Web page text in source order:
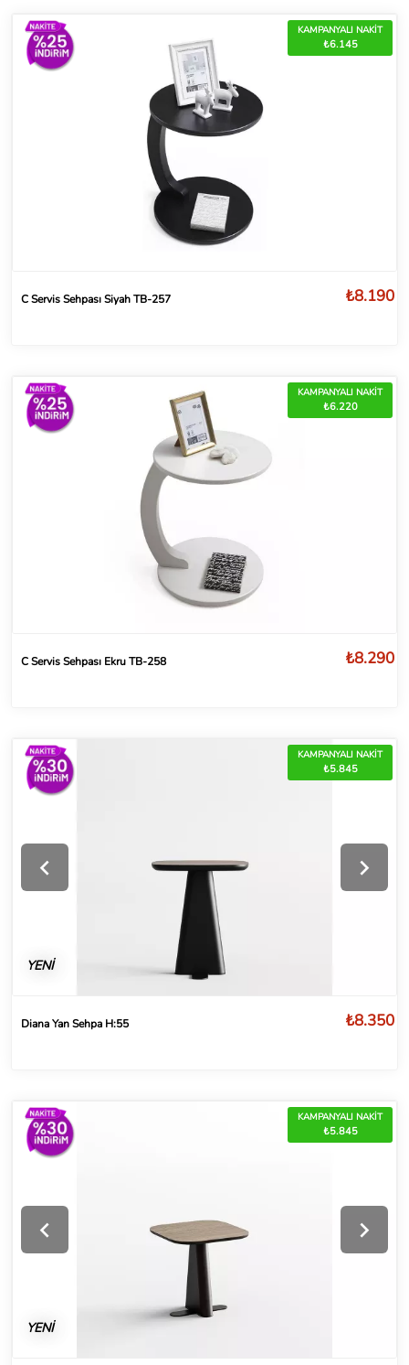
KAMPANYALI NAKİT
₺6.145
C Servis Sehpası Siyah TB-257 ₺8.190
KAMPANYALI NAKİT
₺6.220
C Servis Sehpası Ekru TB-258 ₺8.290
KAMPANYALI NAKİT
₺5.845
YENİ
Diana Yan Sehpa H:55 ₺8.350
KAMPANYALI NAKİT
₺5.845
YENİ